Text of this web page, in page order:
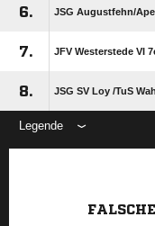
6. JSG Augustfehn/​
7. JFV Westerstede VI
8. JSG SV Loy /​TuS
Legende